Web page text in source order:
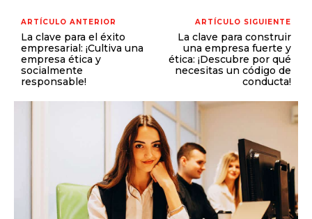
ARTÍCULO ANTERIOR
La clave para el éxito
empresarial: ¡Cultiva una
empresa ética y
socialmente
responsable!
ARTÍCULO SIGUIENTE
La clave para construir
una empresa fuerte y
ética: ¡Descubre por qué
necesitas un código de
conducta!